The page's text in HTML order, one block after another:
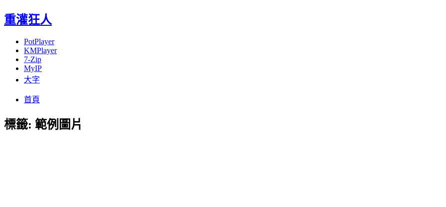
重灌狂人
PotPlayer
KMPlayer
7-Zip
MyIP
大字
首頁
標籤: 範例圖片